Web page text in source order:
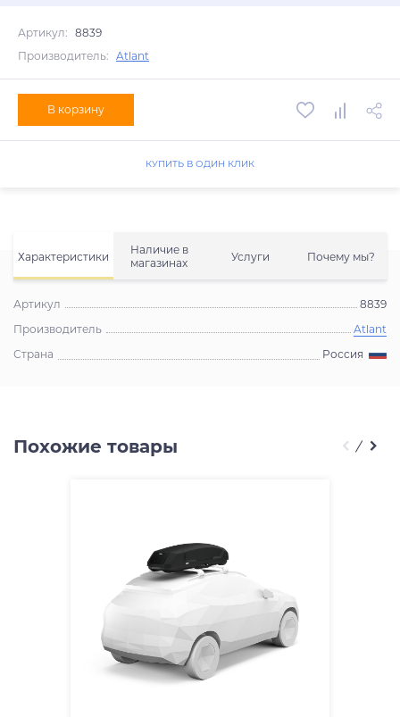
Характеристики
Наличие в
магазинах
Услуги Почему мы?
Артикул
8839
Производитель
Atlant
Страна
Россия
Артикул: 8839
Производитель: Atlant
В корзину
КУПИТЬ В ОДИН КЛИК
Похожие товары